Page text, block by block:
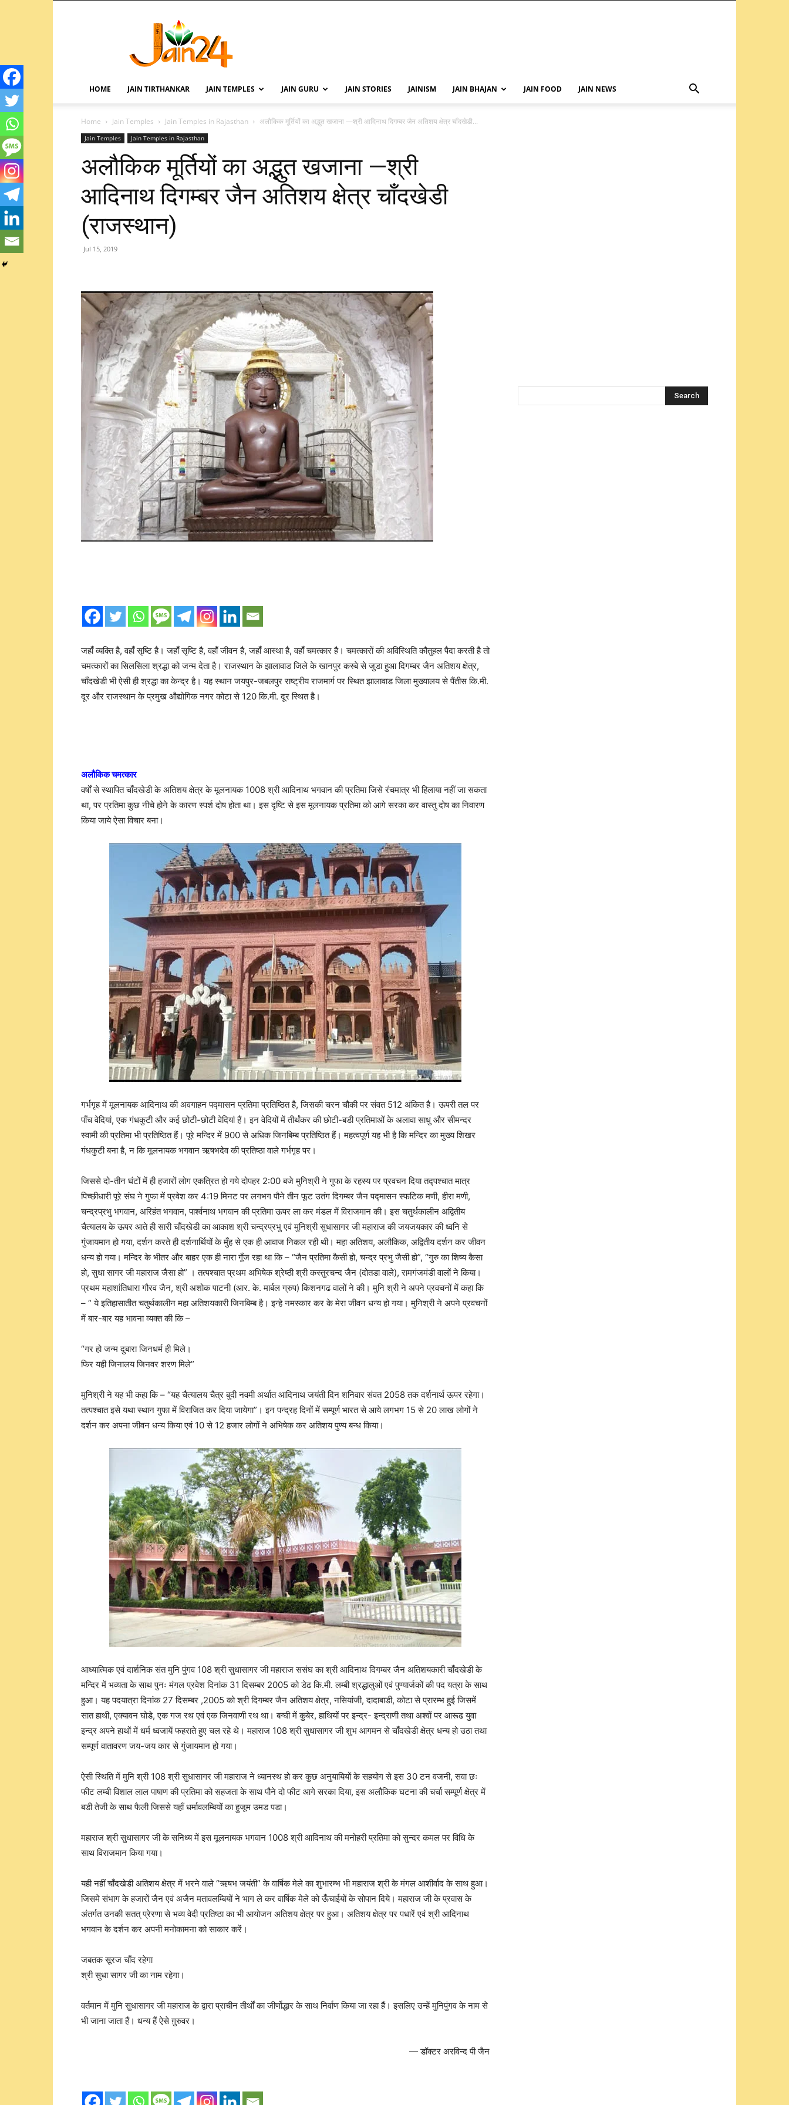
HOME JAIN TIRTHANKAR JAIN TEMPLES JAIN GURU JAIN STORIES JAINISM JAIN BHAJAN JAIN FOOD JAIN NEWS
Home Jain Temples Jain Temples in Rajasthan अलौकिक मूर्तियों का अद्भुत खजाना —श्री आदिनाथ दिगम्बर जैन अतिशय क्षेत्र चाँदखेडी...
Jain Temples Jain Temples in Rajasthan
अलौकिक मूर्तियों का अद्भुत खजाना —श्री
आदिनाथ दिगम्बर जैन अतिशय क्षेत्र चाँदखेडी
(राजस्थान)
Jul 15, 2019
जहाँ व्यक्ति है, वहाँ सृष्टि है। जहाँ सृष्टि है, वहाँ जीवन है, जहाँ आस्था है, वहाँ चमत्कार है। चमत्कारों की अविस्थिति कौतुहल पैदा करती है तो
चमत्कारों का सिलसिला श्रद्धा को जन्म देता है। राजस्थान के झालावाड जिले के खानपुर कस्बे से जुडा हुआ दिगम्बर जैन अतिशय क्षेत्र,
चाँदखेडी भी ऐसी ही श्रद्धा का केन्द्र है। यह स्थान जयपुर-जबलपुर राष्ट्रीय राजमार्ग पर स्थित झालावाड जिला मुख्यालय से पैंतीस कि.मी.
दूर और राजस्थान के प्रमुख औद्योगिक नगर कोटा से 120 कि.मी. दूर स्थित है।
अलौकिक चमत्कार
वर्षों से स्थापित चाँदखेडी के अतिशय क्षेत्र के मूलनायक 1008 श्री आदिनाथ भगवान की प्रतिमा जिसे रंचमात्र भी हिलाया नहीं जा सकता
था, पर प्रतिमा कुछ नीचे होने के कारण स्पर्श दोष होता था। इस दृष्टि से इस मूलनायक प्रतिमा को आगे सरका कर वास्तु दोष का निवारण
किया जाये ऐसा विचार बना।
गर्भगृह में मूलनायक आदिनाथ की अवगाहन पद्मासन प्रतिमा प्रतिष्ठित है, जिसकी चरन चौकी पर संवत 512 अंकित है। ऊपरी तल पर
पाँच वेदियां, एक गंधकुटी और कई छोटी-छोटी वेदियां हैं। इन वेदियों में तीर्थंकर की छोटी-बडी प्रतिमाओं के अलावा साधु और सीमन्दर
स्वामी की प्रतिमा भी प्रतिष्ठित हैं। पूरे मन्दिर में 900 से अधिक जिनबिम्ब प्रतिष्ठित हैं। महत्वपूर्ण यह भी है कि मन्दिर का मुख्य शिखर
गंधकुटी बना है, न कि मूलनायक भगवान ऋषभदेव की प्रतिष्ठा वाले गर्भगृह पर।
जिससे दो-तीन घंटों में ही हजारों लोग एकत्रित हो गये दोपहर 2:00 बजे मुनिश्री ने गुफा के रहस्य पर प्रवचन दिया तद्पश्चात मात्र
पिच्छीधारी पूरे संघ ने गुफा में प्रवेश कर 4:19 मिनट पर लगभग पौने तीन फूट उतंग दिगम्बर जैन पद्मासन स्फटिक मणी, हीरा मणी,
चन्द्रप्रभु भगवान, अरिहंत भगवान, पार्श्वनाथ भगवान की प्रतिमा ऊपर ला कर मंडल में विराजमान की। इस चतुर्थकालीन अद्वितीय
चैत्यालय के ऊपर आते ही सारी चाँदखेडी का आकाश श्री चन्द्रप्रभु एवं मुनिश्री सुधासागर जी महाराज की जयजयकार की ध्वनि से
गुंजायमान हो गया, दर्शन करते ही दर्शनार्थियों के मुँह से एक ही आवाज निकल रही थी। महा अतिशय, अलौकिक, अद्वितीय दर्शन कर जीवन
धन्य हो गया। मन्दिर के भीतर और बाहर एक ही नारा गूँज रहा था कि – “जैन प्रतिमा कैसी हो, चन्द्र प्रभु जैसी हो”, “गुरु का शिष्य कैसा
हो, सुधा सागर जी महाराज जैसा हो” । तत्पश्चात प्रथम अभिषेक श्रेष्ठी श्री कस्तुरचन्द जैन (दोतडा वाले), रामगंजमंडी वालों ने किया।
प्रथम महाशांतिधारा गौरव जैन, श्री अशोक पाटनी (आर. के. मार्बल ग्रुप) किशनगढ वालों ने की। मुनि श्री ने अपने प्रवचनों में कहा कि
– “ ये इतिहासातीत चतुर्थकालीन महा अतिशयकारी जिनबिम्ब है। इन्हे नमस्कार कर के मेरा जीवन धन्य हो गया। मुनिश्री ने अपने प्रवचनों
में बार-बार यह भावना व्यक्त की कि –
“गर हो जन्म दुबारा जिनधर्म ही मिले।
फिर यही जिनालय जिनवर शरण मिले”
मुनिश्री ने यह भी कहा कि – “यह चैत्यालय चैत्र बुदी नवमी अर्थात आदिनाथ जयंती दिन शनिवार संवत 2058 तक दर्शनार्थ ऊपर रहेगा।
तत्पश्चात इसे यथा स्थान गुफा में विराजित कर दिया जायेगा”। इन पन्द्रह दिनों में सम्पूर्ण भारत से आये लगभग 15 से 20 लाख लोगों ने
दर्शन कर अपना जीवन धन्य किया एवं 10 से 12 हजार लोगों ने अभिषेक कर अतिशय पुण्य बन्ध किया।
आध्यात्मिक एवं दार्शनिक संत मुनि पुंगव 108 श्री सुधासागर जी महाराज ससंघ का श्री आदिनाथ दिगम्बर जैन अतिशयकारी चाँदखेडी के
मन्दिर में भव्यता के साथ पुनः मंगल प्रवेश दिनांक 31 दिसम्बर 2005 को डेढ कि.मी. लम्बी श्रद्धालुओं एवं पुण्यार्जकों की पद यत्रा के साथ
हुआ। यह पदयात्रा दिनांक 27 दिसम्बर ,2005 को श्री दिगम्बर जैन अतिशय क्षेत्र, नसियांजी, दादाबाडी, कोटा से प्रारम्भ हुई जिसमें
सात हाथी, एक्यावन घोडे, एक गज रथ एवं एक जिनवाणी रथ था। बग्घी में कुबेर, हाथियों पर इन्द्र- इन्द्राणी तथा अश्वों पर आरूढ युवा
इन्द्र अपने हाथों में धर्म ध्वजायें फहराते हुए चल रहे थे। महाराज 108 श्री सुधासागर जी शुभ आगमन से चाँदखेडी क्षेत्र धन्य हो उठा तथा
सम्पूर्ण वातावरण जय-जय कार से गुंजायमान हो गया।
ऐसी स्थिति में मुनि श्री 108 श्री सुधासागर जी महाराज ने ध्यानस्थ हो कर कुछ अनुयायियों के सहयोग से इस 30 टन वजनी, सवा छः
फीट लम्बी विशाल लाल पाषाण की प्रतिमा को सहजता के साथ पौने दो फीट आगे सरका दिया, इस अलौकिक घटना की चर्चा सम्पूर्ण क्षेत्र में
बडी तेजी के साथ फैली जिससे यहाँ धर्मावलम्बियों का हुजूम उमड पडा।
महाराज श्री सुधासागर जी के सनिध्य में इस मूलनायक भगवान 1008 श्री आदिनाथ की मनोहरी प्रतिमा को सुन्दर कमल पर विधि के
साथ विराजमान किया गया।
यही नहीं चाँदखेडी अतिशय क्षेत्र में भरने वाले “ऋषभ जयंती” के वार्षिक मेले का शुभारम्भ भी महाराज श्री के मंगल आशीर्वाद के साथ हुआ।
जिसमे संभाग के हजारों जैन एवं अजैन मतावलम्बियों ने भाग ले कर वार्षिक मेले को ऊँचाईयों के सोपान दिये। महाराज जी के प्रवास के
अंतर्गत उनकी सतत् प्रेरणा से भव्य वेदी प्रतिष्ठा का भी आयोजन अतिशय क्षेत्र पर हुआ। अतिशय क्षेत्र पर पधारें एवं श्री आदिनाथ
भगवान के दर्शन कर अपनी मनोकामना को साकार करें।
जबतक सूरज चाँद रहेगा
श्री सुधा सागर जी का नाम रहेगा।
वर्तमान में मुनि सुधासागर जी महाराज के द्वारा प्राचीन तीर्थों का जीर्णोद्धार के साथ निर्वाण किया जा रहा हैं। इसलिए उन्हें मुनिपुंगव के नाम से
भी जाना जाता हैं। धन्य हैं ऐसे ग़ुरुवर।
— डॉक्टर अरविन्द पी जैन